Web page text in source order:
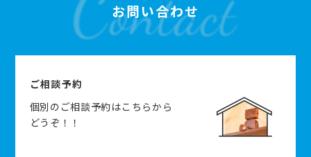
お問い合わせ
ご相談予約
個別のご相談予約はこちらから
どうぞ！！